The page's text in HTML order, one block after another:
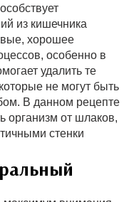
из кишечника
хорошее
особенно в
удалить те
не могут быть
В данном рецепте
организм от шлаков,
стенки